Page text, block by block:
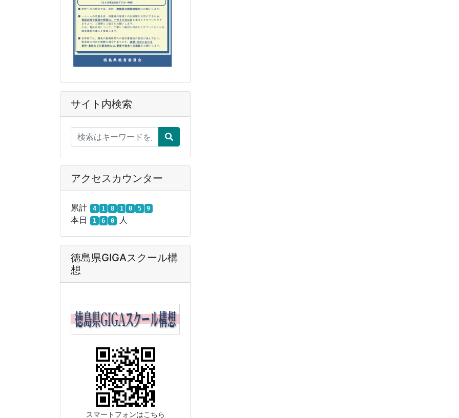
サイト内検索
アクセスカウンター
累計 4 1 8 1 0 5 9
本日 1 6 0 人
徳島県GIGAスクール構
想
スマートフォンはこちら